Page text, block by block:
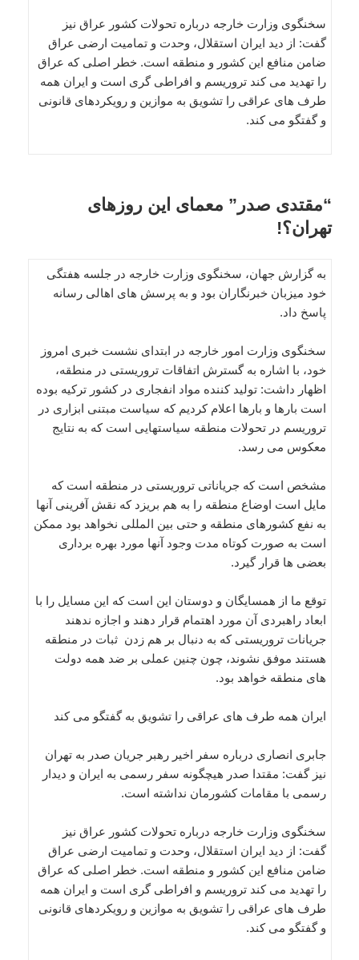
سخنگوی وزارت خارجه درباره تحولات کشور عراق نیز
گفت: از دید ایران استقلال، وحدت و تمامیت ارضی عراق
ضامن منافع این کشور و منطقه است. خطر اصلی که عراق
را تهدید می کند تروریسم و افراطی گری است و ایران همه
طرف های عراقی را تشویق به موازین و رویکردهای قانونی
و گفتگو می کند.
“مقتدی صدر” معمای این روزهای
تهران؟!
به گزارش جهان، سخنگوی وزارت خارجه در جلسه هفتگی
خود میزبان خبرنگاران بود و به پرسش های اهالی رسانه
پاسخ داد.
سخنگوی وزارت امور خارجه در ابتدای نشست خبری امروز
خود، با اشاره به گسترش اتفاقات تروریستی در منطقه،
اظهار داشت: تولید کننده مواد انفجاری در کشور ترکیه بوده
است بارها و بارها اعلام کردیم که سیاست مبتنی ابزاری در
تروریسم در تحولات منطقه سیاستهایی است که به نتایج
معکوس می رسد.
مشخص است که جریاناتی تروریستی در منطقه است که
مایل است اوضاع منطقه را به هم بریزد که نقش آفرینی آنها
به نفع کشورهای منطقه و حتی بین المللی نخواهد بود ممکن
است به صورت کوتاه مدت وجود آنها مورد بهره برداری
بعضی ها قرار گیرد.
توقع ما از همسایگان و دوستان این است که این مسایل را با
ابعاد راهبردی آن مورد اهتمام قرار دهند و اجازه ندهند
جریانات تروریستی که به دنبال بر هم زدن ثبات در منطقه
هستند موفق نشوند، چون چنین عملی بر ضد همه دولت
های منطقه خواهد بود.
ایران همه طرف های عراقی را تشویق به گفتگو می کند
جابری انصاری درباره سفر اخیر رهبر جریان صدر به تهران
نیز گفت: مقتدا صدر هیچگونه سفر رسمی به ایران و دیدار
رسمی با مقامات کشورمان نداشته است.
سخنگوی وزارت خارجه درباره تحولات کشور عراق نیز
گفت: از دید ایران استقلال، وحدت و تمامیت ارضی عراق
ضامن منافع این کشور و منطقه است. خطر اصلی که عراق
را تهدید می کند تروریسم و افراطی گری است و ایران همه
طرف های عراقی را تشویق به موازین و رویکردهای قانونی
و گفتگو می کند.